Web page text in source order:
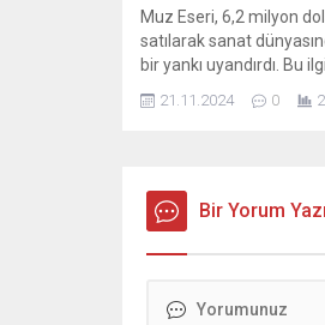
Muz Eseri, 6,2 milyon
satılarak sanat
bir yankı uyandırdı. Bu
arkasındaki hikaye
fazla bilgi edinmek için
21.11.2024 0
Bir Yorum